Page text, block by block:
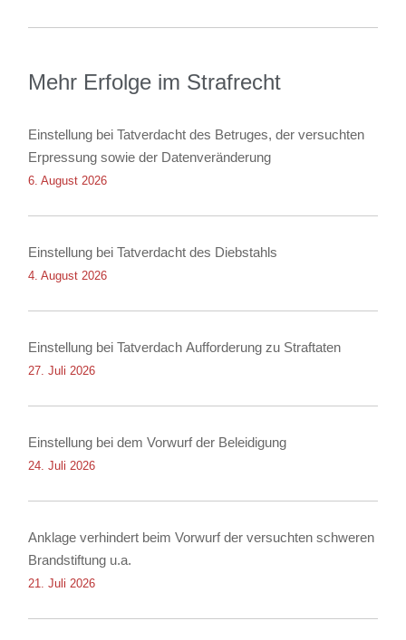
Mehr Erfolge im Strafrecht
Einstellung bei Tatverdacht des Betruges, der versuchten
Erpressung sowie der Datenveränderung
6. August 2026
Einstellung bei Tatverdacht des Diebstahls
4. August 2026
Einstellung bei Tatverdach Aufforderung zu Straftaten
27. Juli 2026
Einstellung bei dem Vorwurf der Beleidigung
24. Juli 2026
Anklage verhindert beim Vorwurf der versuchten schweren
Brandstiftung u.a.
21. Juli 2026